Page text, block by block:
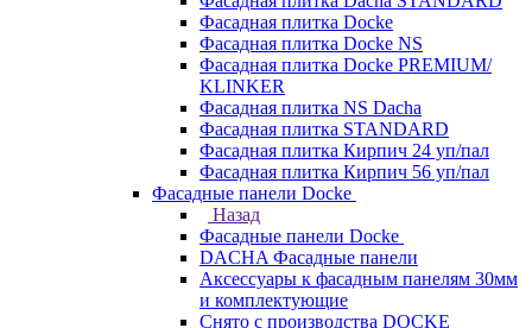
Фасадная плитка Docke
Фасадная плитка Docke NS
Фасадная плитка Docke PREMIUM/
KLINKER
Фасадная плитка NS Dacha
Фасадная плитка STANDARD
Фасадная плитка Кирпич 24 уп/пал
Фасадная плитка Кирпич 56 уп/пал
Фасадные панели Docke
Назад
Фасадные панели Docke
DACHA Фасадные панели
Аксессуары к фасадным панелям 30мм
и комплектующие
Снято с производства DOCKE